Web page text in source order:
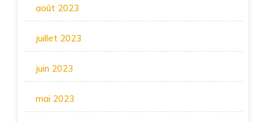
août 2023
juillet 2023
juin 2023
mai 2023